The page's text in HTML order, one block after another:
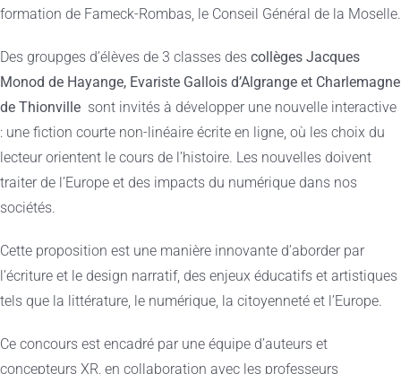
formation de Fameck-Rombas, le Conseil Général de la Moselle.
Des groupges d’élèves de 3 classes des collèges Jacques
Monod de Hayange, Evariste Gallois d’Algrange et Charlemagne
de Thionville sont invités à développer une nouvelle interactive
: une fiction courte non-linéaire écrite en ligne, où les choix du
lecteur orientent le cours de l’histoire. Les nouvelles doivent
traiter de l’Europe et des impacts du numérique dans nos
sociétés.
Cette proposition est une manière innovante d’aborder par
l’écriture et le design narratif, des enjeux éducatifs et artistiques
tels que la littérature, le numérique, la citoyenneté et l’Europe.
Ce concours est encadré par une équipe d’auteurs et
concepteurs XR, en collaboration avec les professeurs